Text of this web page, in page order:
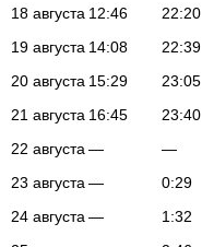
18 августа 12:46 22:20
19 августа 14:08 22:39
20 августа 15:29 23:05
21 августа 16:45 23:40
22 августа — —
23 августа — 0:29
24 августа — 1:32